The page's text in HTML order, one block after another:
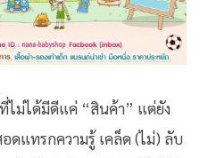
ไม่ได้มีดีแค่ “สินค้า” แต่ยัง
ดแทรกความรู้ เคล็ด (ไม่) ลับ